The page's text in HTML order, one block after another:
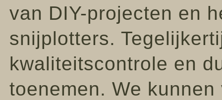
van DIY-projecten en
snijplotters.
kwaliteitscontrole en
toenemen. We